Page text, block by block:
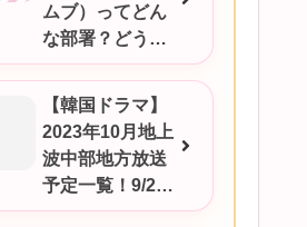
ムブ）ってどん
な部署？どうい
うときに対応す
るの？
【韓国ドラマ】
2023年10月地上
波中部地方放送
予定一覧！9/25
更新